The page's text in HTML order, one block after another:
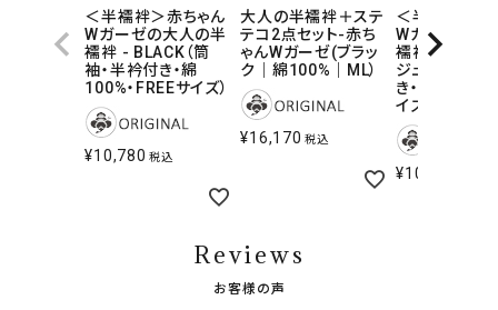
＜半襦袢＞赤ちゃん
Wガーゼの大人の半
襦袢 - BLACK（筒
袖・半衿付き・綿
100%・FREEサイズ）
¥10,780 税込
大人の半襦袢＋ステ
テコ2点セット-赤ち
ゃんWガーゼ(ブラッ
ク｜綿100%｜ML）
¥16,170 税込
＜半襦袢＞赤
Wガーゼの大
襦袢 -
ジュ（筒袖・
き・綿100%・
イズ）
¥10,780
Reviews
お客様の声